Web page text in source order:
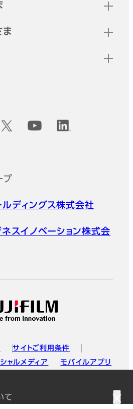
て
ま
ト
プ
ディングス株式会社
スイノベーション株式会
サイトご利用条件
ャルメディア モバイルアプリ